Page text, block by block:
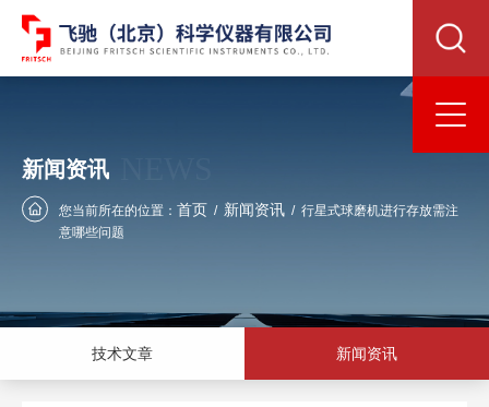
新闻资讯
您当前所在的位置： 首页 / 新闻资讯 / 行星式球磨机进行存放需注
意哪些问题
技术文章 新闻资讯